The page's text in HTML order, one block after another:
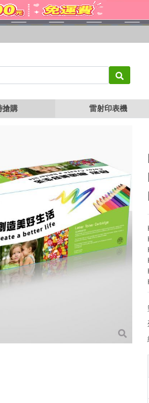
搶購 雷射印表機
P1505 / P1505n / M1120 / M1522n / M1522nf